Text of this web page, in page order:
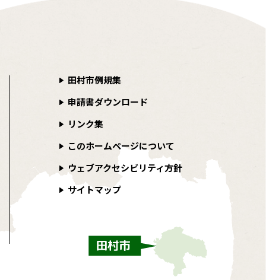
田村市例規集
申請書ダウンロード
リンク集
このホームページについて
ウェブアクセシビリティ方針
サイトマップ